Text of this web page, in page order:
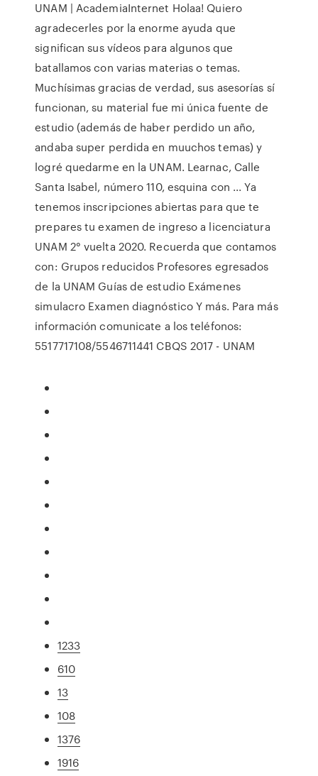
UNAM | AcademiaInternet Holaa! Quiero
agradecerles por la enorme ayuda que
significan sus vídeos para algunos que
batallamos con varias materias o temas.
Muchísimas gracias de verdad, sus asesorías sí
funcionan, su material fue mi única fuente de
estudio (además de haber perdido un año,
andaba super perdida en muuchos temas) y
logré quedarme en la UNAM. Learnac, Calle
Santa Isabel, número 110, esquina con ... Ya
tenemos inscripciones abiertas para que te
prepares tu examen de ingreso a licenciatura
UNAM 2° vuelta 2020. Recuerda que contamos
con: Grupos reducidos Profesores egresados
de la UNAM Guías de estudio Exámenes
simulacro Examen diagnóstico Y más. Para más
información comunicate a los teléfonos:
5517717108/5546711441 CBQS 2017 - UNAM
1233
610
13
108
1376
1916